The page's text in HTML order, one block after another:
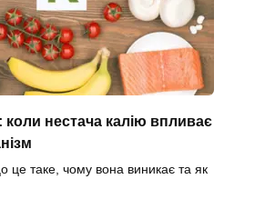
коли нестача калію впливає
це таке, чому вона виникає та як